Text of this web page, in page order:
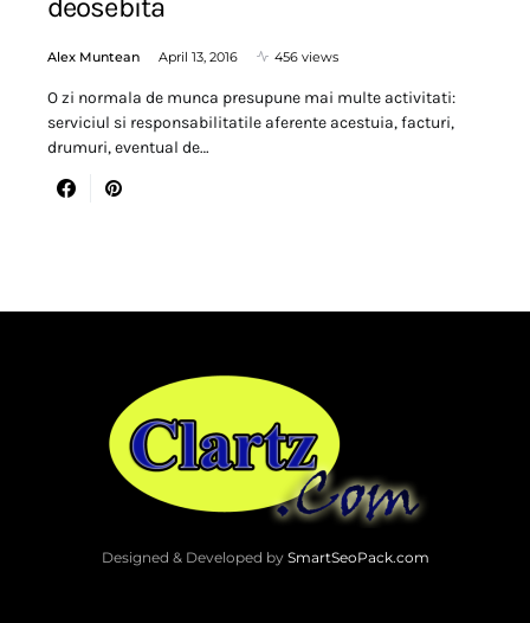
Alex Muntean April 13, 2016 456 views
O zi normala de munca presupune mai multe activitati:
serviciul si responsabilitatile aferente acestuia, facturi,
drumuri, eventual de…
Designed & Developed by SmartSeoPack.com